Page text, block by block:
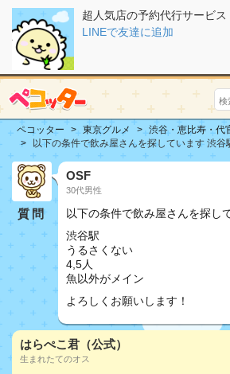
超人気店の予約代行サービス
LINEで友達に追加
ペコッター 東京グルメ
渋谷・恵比寿・代
以下の条件で飲み屋さんを探しています 渋谷
質問
OSF
30代男性
以下の条件で飲み屋さんを探し
渋谷駅
うるさくない
4,5人
魚以外がメイン
よろしくお願いします！
はらぺこ君（公式）
生まれたてのオス